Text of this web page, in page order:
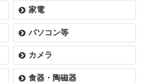
家電
パソコン等
カメラ
食器・陶磁器